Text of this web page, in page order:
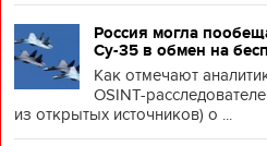
Россия могла
Су-35 в обмен на
Как отмечают
OSINT-
из открытых источников) о ...